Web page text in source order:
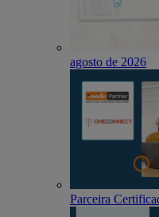
agosto de 2026
Parceira